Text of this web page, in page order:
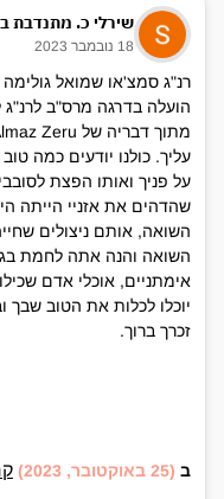
שירלי כ. מתנדבת
18 נובמבר 2023
רנ"ג סמצ'או שמואל
הועלה בדרגה מרס"ב לרנ"ג
עליך. כולנו יודעים כמה
על פניך ואותו הפצת
שהדהים את אזניי הייתה
השואה, אותם ניצולים
השואה והנה אתה לחמת
אימתניים, אוכלי אדם
יוכלו לכלות את הטוב שבך
זכרך ברוך.
ב (25 באוקטובר, 2023)